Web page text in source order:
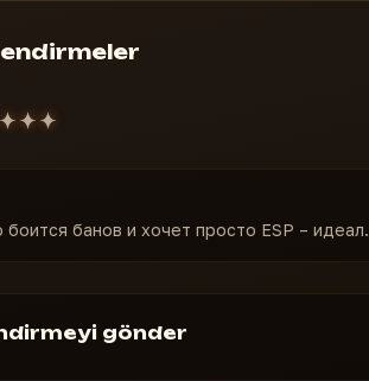
боится банов и хочет просто ESP – идеал.
gönder